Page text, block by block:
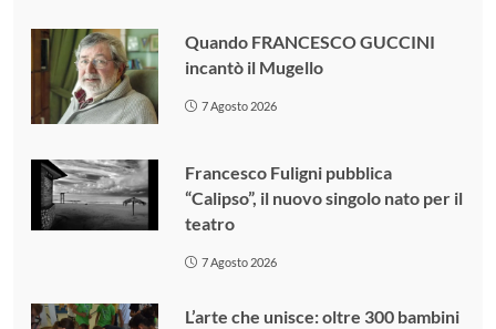
Quando FRANCESCO GUCCINI
incantò il Mugello
7 Agosto 2026
Francesco Fuligni pubblica
“Calipso”, il nuovo singolo nato per il
teatro
7 Agosto 2026
L’arte che unisce: oltre 300 bambini